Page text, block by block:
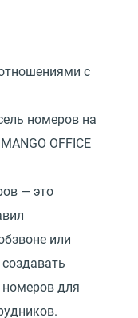
с
номеров на
OFFICE
— это
или
для